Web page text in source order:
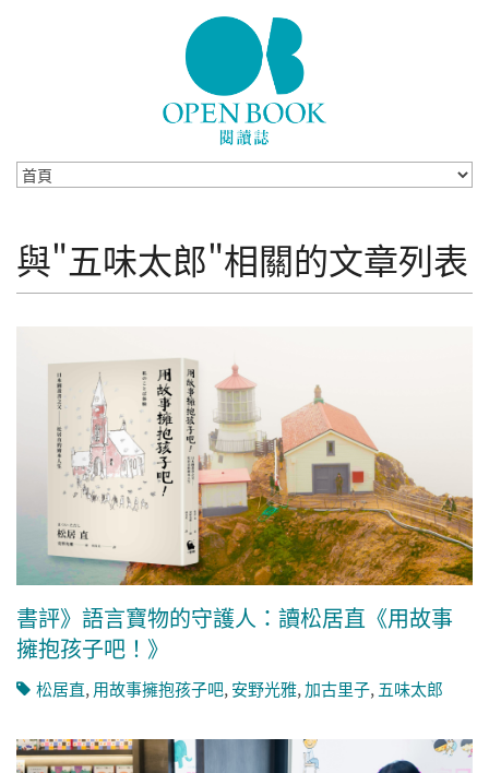
與"五味太郎"相關的文章列表
書評》語言寶物的守護人：讀松居直《用故事
擁抱孩子吧！》
松居直,用故事擁抱孩子吧,安野光雅,加古里子,五味太郎